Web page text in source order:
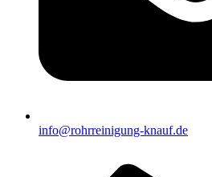
info@rohrreinigung-knauf.de